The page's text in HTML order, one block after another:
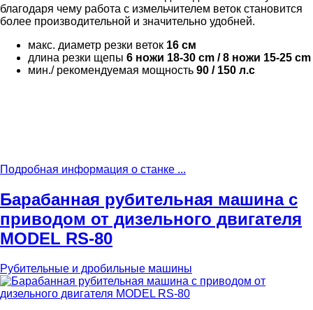
благодаря чему работа с измельчителем веток становится
более производительной и значительно удобней.
макс. диаметр резки веток 16 см
длина резки щепы 6 ножи 18-30 cm / 8 ножи 15-25 cm
мин./ рекомендуемая мощность 90 / 150 л.с
Подробная информация о станке ...
Барабанная рубительная машина с
приводом от дизельного двигателя
MODEL RS-80
Рубительные и дробильные машины